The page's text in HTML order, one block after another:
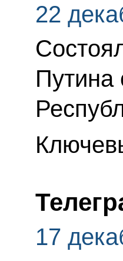
22
Путина
17